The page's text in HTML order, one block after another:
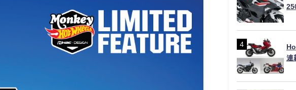
不
連